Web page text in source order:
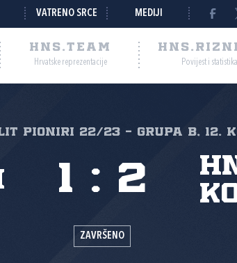
VATRENO SRCE MEDIJI
HNS.TEAM
Hrvatske reprezentacije Povijest i statistika
Pioniri 22/23 - grupa B, 12.
1 : 2
ZAVRŠENO